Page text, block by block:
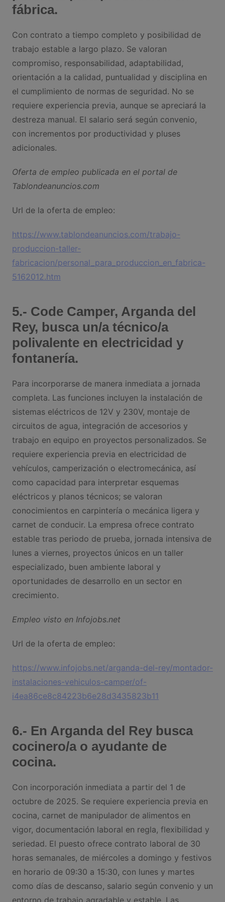
fábrica.
Con contrato a tiempo completo y posibilidad de
trabajo estable a largo plazo. Se valoran
compromiso, responsabilidad, adaptabilidad,
orientación a la calidad, puntualidad y disciplina en
el cumplimiento de normas de seguridad. No se
requiere experiencia previa, aunque se apreciará la
destreza manual. El salario será según convenio,
con incrementos por productividad y pluses
adicionales.
Oferta de empleo publicada en el portal de
Tablondeanuncios.com
Url de la oferta de empleo:
https://www.tablondeanuncios.com/trabajo-
produccion-taller-
fabricacion/personal_para_produccion_en_fabrica-
5162012.htm
5.- Code Camper, Arganda del
Rey, busca un/a técnico/a
polivalente en electricidad y
fontanería.
Para incorporarse de manera inmediata a jornada
completa. Las funciones incluyen la instalación de
sistemas eléctricos de 12V y 230V, montaje de
circuitos de agua, integración de accesorios y
trabajo en equipo en proyectos personalizados. Se
requiere experiencia previa en electricidad de
vehículos, camperización o electromecánica, así
como capacidad para interpretar esquemas
eléctricos y planos técnicos; se valoran
conocimientos en carpintería o mecánica ligera y
carnet de conducir. La empresa ofrece contrato
estable tras periodo de prueba, jornada intensiva de
lunes a viernes, proyectos únicos en un taller
especializado, buen ambiente laboral y
oportunidades de desarrollo en un sector en
crecimiento.
Empleo visto en Infojobs.net
Url de la oferta de empleo:
https://www.infojobs.net/arganda-del-rey/montador-
instalaciones-vehiculos-camper/of-
i4ea86ce8c84223b6e28d3435823b11
6.- En Arganda del Rey busca
cocinero/a o ayudante de
cocina.
Con incorporación inmediata a partir del 1 de
octubre de 2025. Se requiere experiencia previa en
cocina, carnet de manipulador de alimentos en
vigor, documentación laboral en regla, flexibilidad y
seriedad. El puesto ofrece contrato laboral de 30
horas semanales, de miércoles a domingo y festivos
en horario de 09:30 a 15:30, con lunes y martes
como días de descanso, salario según convenio y un
entorno de trabajo agradable y estable. Las